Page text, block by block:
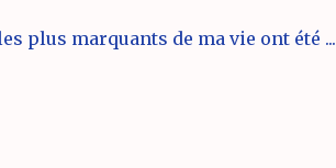
plus marquants de ma vie ont été ...